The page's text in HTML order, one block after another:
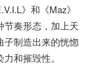
》和《Maz》
节奏形态，加上天
子制造出来的恍惚
和摧毁性。